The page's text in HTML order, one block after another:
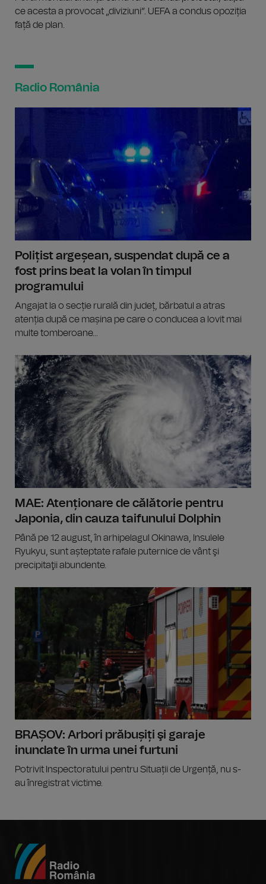
ce acesta a provocat „diviziuni”. UEFA a condus opoziția
față de plan.
Radio România
Polițist argeșean, suspendat după ce a
fost prins beat la volan în timpul
programului
Angajat la o secție rurală din județ, bărbatul a atras
atenția după ce mașina pe care o conducea a lovit mai
multe tomberoane...
MAE: Atenționare de călătorie pentru
Japonia, din cauza taifunului Dolphin
Până pe 12 august, în arhipelagul Okinawa, Insulele
Ryukyu, sunt așteptate rafale puternice de vânt şi
precipitaţii abundente.
BRAȘOV: Arbori prăbușiți şi garaje
inundate în urma unei furtuni
Potrivit Inspectoratului pentru Situații de Urgență, nu s-
au înregistrat victime.